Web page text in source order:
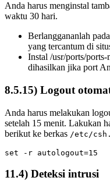
Anda harus menginstal
waktu 30 hari.
Berlanggananlah
yang tercantum di
Instal /usr/ports/
dihasilkan jika port
8.5.15) Logout
Anda harus melakukan
setelah 15 menit. Lakukan
berikut ke berkas /etc/
11.4) Deteksi intrusi